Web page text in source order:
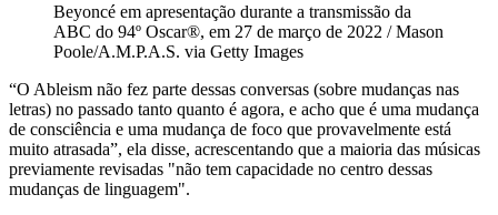
Beyoncé em apresentação durante a transmissão da
ABC do 94º Oscar®, em 27 de março de 2022 / Mason
Poole/A.M.P.A.S. via Getty Images
“O Ableism não fez parte dessas conversas (sobre mudanças nas
letras) no passado tanto quanto é agora, e acho que é uma mudança
de consciência e uma mudança de foco que provavelmente está
muito atrasada”, ela disse, acrescentando que a maioria das músicas
previamente revisadas "não tem capacidade no centro dessas
mudanças de linguagem".